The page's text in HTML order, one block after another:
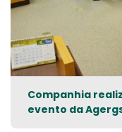
Companhia
evento da